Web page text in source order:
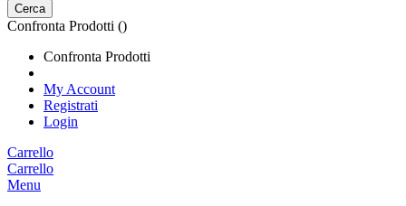
Cerca
Confronta Prodotti ()
Confronta Prodotti
My Account
Registrati
Login
Carrello
Carrello
Menu